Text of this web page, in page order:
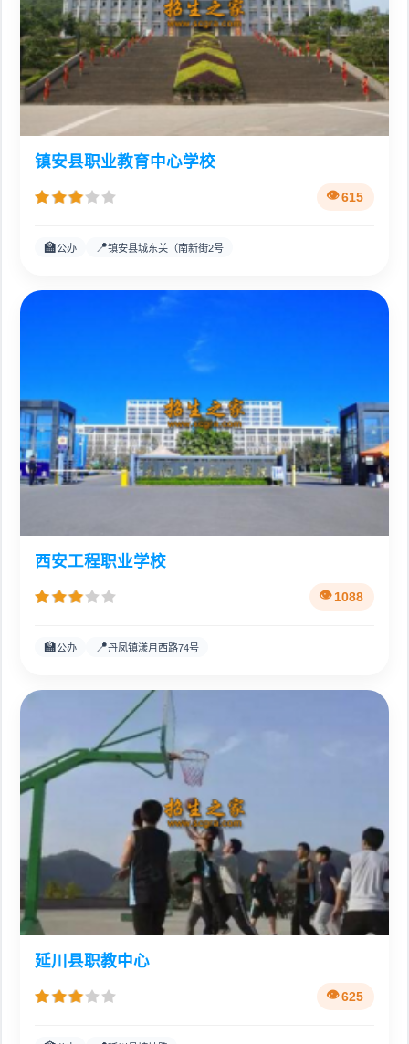
镇安县职业教育中心学校
615
🏫公办 📍镇安县城东关（南新街2号
西安工程职业学校
1088
🏫公办 📍丹凤镇漾月西路74号
延川县职教中心
625